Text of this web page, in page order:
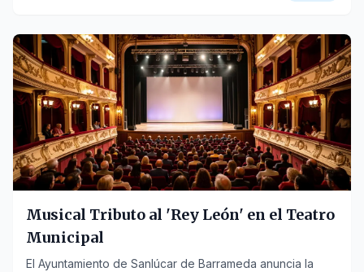
Musical Tributo al 'Rey León' en el Teatro
Municipal
El Ayuntamiento de Sanlúcar de Barrameda anuncia la